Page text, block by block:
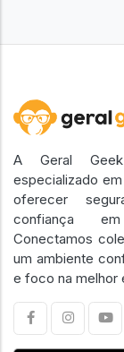
A Geral
especializado
oferecer
confiança
Conectamos
um ambiente
e foco na melhor